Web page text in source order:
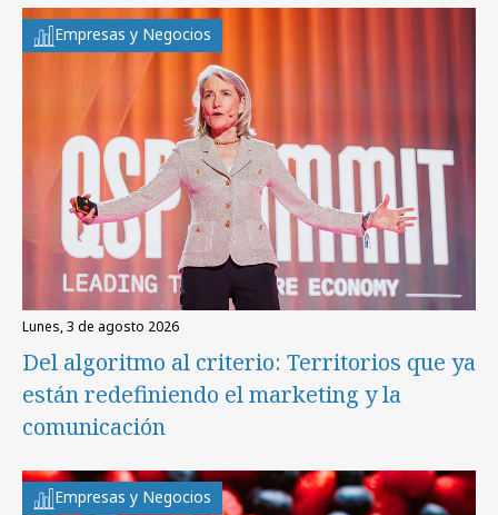
Empresas y Negocios
lunes, 3 de agosto 2026
Del algoritmo al criterio: Territorios que ya
están redefiniendo el marketing y la
comunicación
Empresas y Negocios